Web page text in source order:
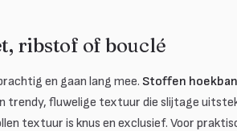
ribstof of bouclé
en gaan lang mee. Stoffen
trendy, fluwelige textuur die slijtage
textuur is knus en exclusief. Voor